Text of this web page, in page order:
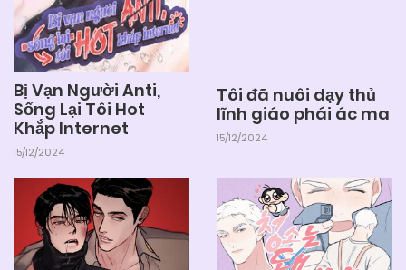
Bị Vạn Người Anti,
Sống Lại Tôi Hot
Khắp Internet
15/12/2024
Tôi đã nuôi dạy thủ
lĩnh giáo phái ác ma
15/12/2024